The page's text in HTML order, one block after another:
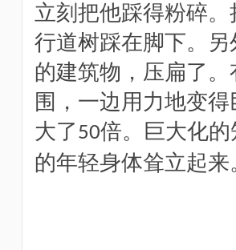
立刻把他踩得粉碎
行道树踩在脚下。
的建筑物，压扁了
围，一边用力地变
大了50倍。巨大化
的年轻身体耸立起